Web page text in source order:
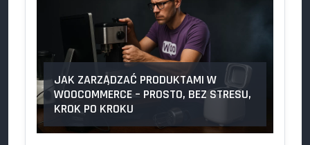
JAK ZARZĄDZAĆ PRODUKTAMI W
WOOCOMMERCE – PROSTO, BEZ STRESU,
KROK PO KROKU